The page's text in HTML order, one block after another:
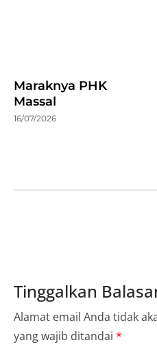
Maraknya PHK
Massal
16/07/2026
Tinggalkan
Alamat email Anda tidak
yang wajib ditandai *